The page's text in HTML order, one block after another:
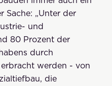
Sache: „Unter der
und
80 Prozent der
durch
werden - von
die